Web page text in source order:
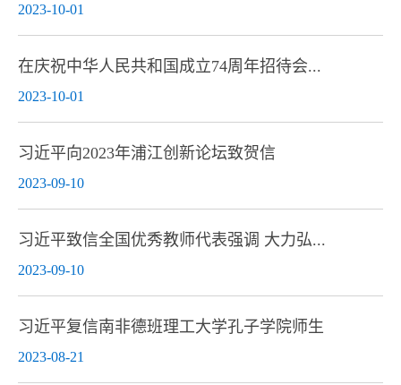
2023-10-01
在庆祝中华人民共和国成立74周年招待会...
2023-10-01
习近平向2023年浦江创新论坛致贺信
2023-09-10
习近平致信全国优秀教师代表强调 大力弘...
2023-09-10
习近平复信南非德班理工大学孔子学院师生
2023-08-21